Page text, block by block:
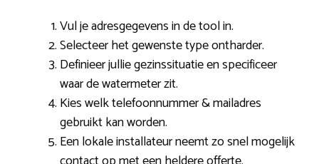
Vul je adresgegevens in de tool in.
Selecteer het gewenste type ontharder.
Definieer jullie gezinssituatie en specificeer
waar de watermeter zit.
Kies welk telefoonnummer & mailadres
gebruikt kan worden.
Een lokale installateur neemt zo snel mogelijk